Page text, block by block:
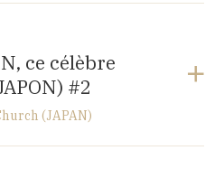
ce célèbre
#2
(JAPAN)